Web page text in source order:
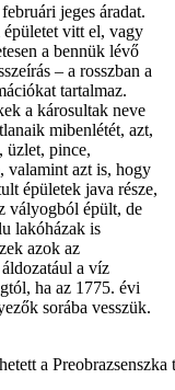
jeges áradat.
épületet vitt el, vagy
a bennük lévő
– a rosszban a
tartalmaz.
a károsultak neve
mibenlétét, azt,
üzlet, pince,
valamint azt is, hogy
épületek java része,
vályogból épült, de
lakóházak is
azok az
a víz
ha az 1775. évi
sorába vesszük.
a